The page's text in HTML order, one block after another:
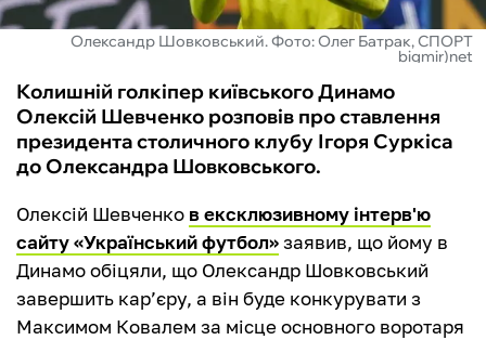
Олександр Шовковський. Фото: Олег Батрак, СПОРТ
bigmir)net
Колишній голкіпер київського Динамо
Олексій Шевченко розповів про ставлення
президента столичного клубу Ігоря Суркіса
до Олександра Шовковського.
Олексій Шевченко в ексклюзивному інтерв'ю
сайту «Український футбол»заявив, що йому в
Динамо обіцяли, що Олександр Шовковський
завершить кар’єру, а він буде конкурувати з
Максимом Ковалем за місце основного воротаря